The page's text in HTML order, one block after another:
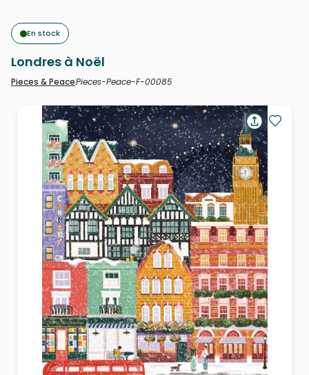
En stock
Londres à Noël
Pieces & PeacePieces-Peace-F-00085